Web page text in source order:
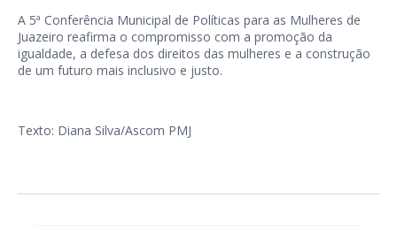
A 5ª Conferência Municipal de Políticas para as Mulheres de
Juazeiro reafirma o compromisso com a promoção da
igualdade, a defesa dos direitos das mulheres e a construção
de um futuro mais inclusivo e justo.
Texto: Diana Silva/Ascom PMJ